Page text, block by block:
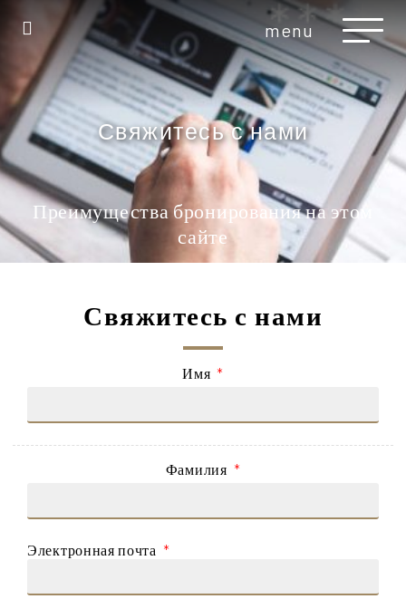
menu
Свяжитесь с нами
Преимущества бронирования на этом
сайте
Свяжитесь с нами
Имя
Фамилия
Электронная почта